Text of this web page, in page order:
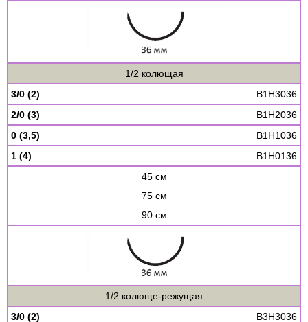
1/2 колющая
3/0 (2)
B1H3036
2/0 (3)
B1H2036
0 (3,5)
B1H1036
1 (4)
B1H0136
45 см
75 см
90 см
1/2 колюще-режущая
3/0 (2)
B3H3036